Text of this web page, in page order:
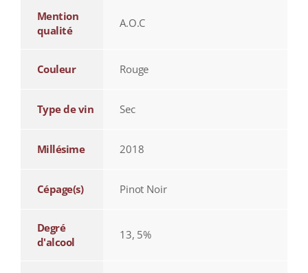
Mention
qualité
A.O.C
Couleur Rouge
Type de vin Sec
Millésime 2018
Cépage(s) Pinot Noir
Degré
d'alcool
13, 5%